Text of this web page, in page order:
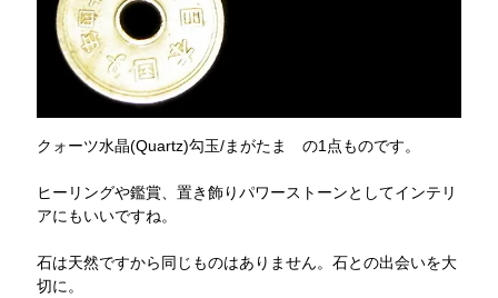
クォーツ水晶(Quartz)勾玉/まがたま の1点ものです。
ヒーリングや鑑賞、置き飾りパワーストーンとしてインテリ
アにもいいですね。
石は天然ですから同じものはありません。石との出会いを大
切に。